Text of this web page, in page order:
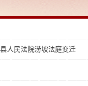
人民法院涝坡法庭变迁